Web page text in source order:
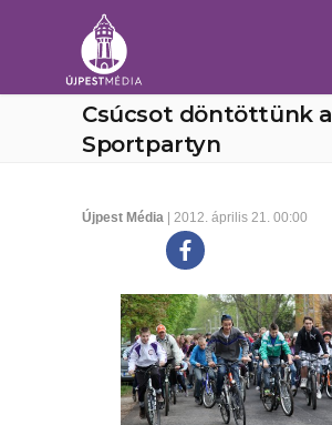
Csúcsot döntöttünk a
Sportpartyn
Újpest Média | 2012. április 21. 00:00